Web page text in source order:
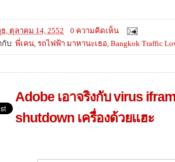
, ตุลาคม 14, 2552
0 ความคิดเห็น
กับ: พี่เคน, รถไฟฟ้า มาหานะเธอ, Bangkok Traffic
Adobe เอาจริงกับ virus
shutdown เครื่องด้วยแฮะ